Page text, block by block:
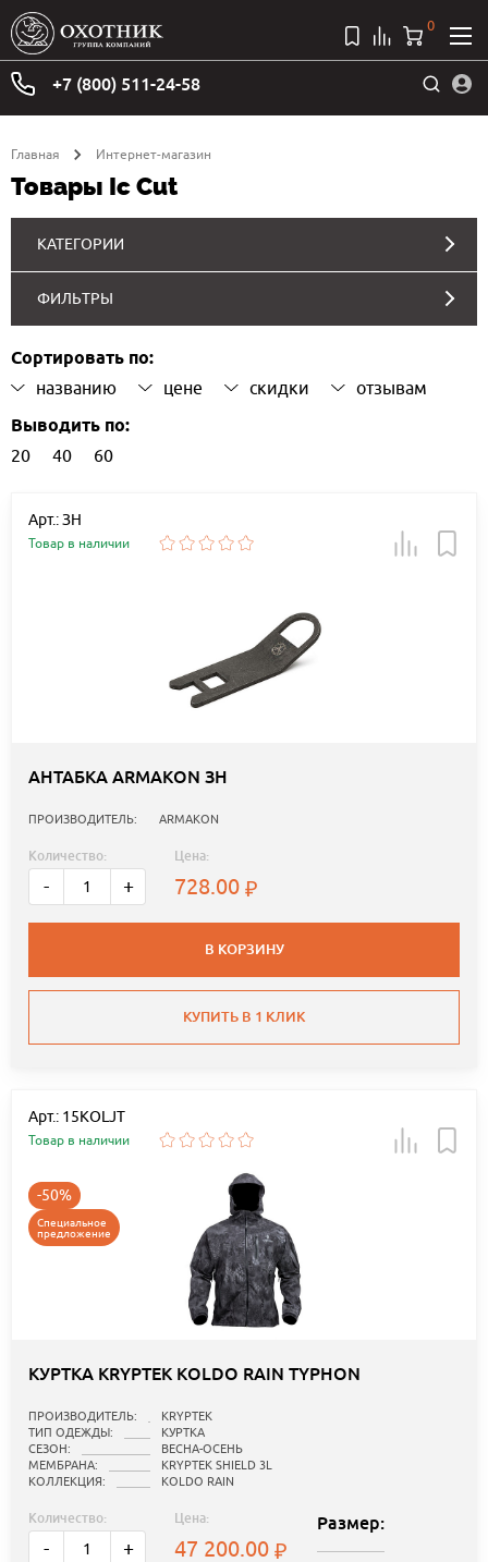
+7 (800) 511-24-58
0
Главная Интернет-магазин
Товары Ic Cut
КАТЕГОРИИ
ФИЛЬТРЫ
Сортировать по:
названию цене скидки отзывам
Выводить по:
20 40 60
Арт.: ЗН
Товар в наличии
АНТАБКА ARMAKON ЗН
ПРОИЗВОДИТЕЛЬ: ARMAKON
Количество:
- +
Цена:
728.00
В КОРЗИНУ
КУПИТЬ В 1 КЛИК
Арт.: 15KOLJT
Товар в наличии
-50%
Специальное
предложение
КУРТКА KRYPTEK KOLDO RAIN TYPHON
ПРОИЗВОДИТЕЛЬ:
KRYPTEK
ТИП ОДЕЖДЫ:
КУРТКА
СЕЗОН:
ВЕСНА-ОСЕНЬ
МЕМБРАНА:
KRYPTEK SHIELD 3L
КОЛЛЕКЦИЯ:
KOLDO RAIN
Количество:
- +
Цена:
47 200.00
Размер: